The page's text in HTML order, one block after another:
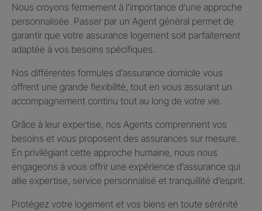
Nous croyons fermement à l’importance d’une approche
personnalisée. Passer par un Agent général permet de
garantir que votre assurance logement soit parfaitement
adaptée à vos besoins spécifiques.
Nos différentes formules d’assurance domicile vous
offrent une grande flexibilité, tout en vous assurant un
accompagnement continu tout au long de votre vie.
Grâce à leur expertise, nos Agents comprennent vos
besoins et vous proposent des assurances sur mesure.
En privilégiant cette approche humaine, nous nous
engageons à vous offrir une expérience d’assurance qui
allie expertise, service personnalisé et tranquillité d’esprit.
Protégez votre logement et vos biens en toute sérénité